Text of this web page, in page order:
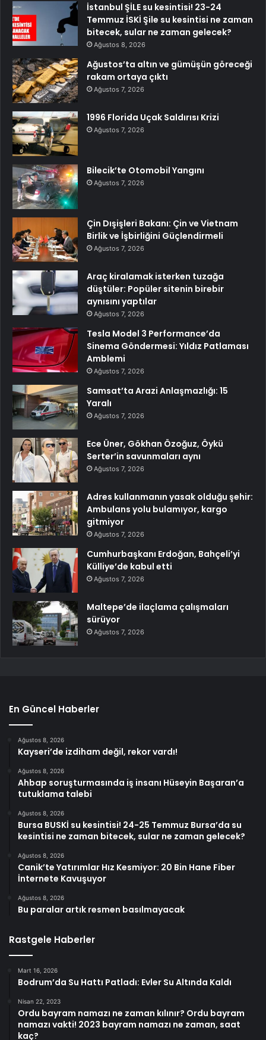
İstanbul ŞİLE su kesintisi! 23-24
Temmuz İSKİ Şile su kesintisi ne zaman
bitecek, sular ne zaman gelecek?
Ağustos 8, 2026
Ağustos’ta altın ve gümüşün göreceği
rakam ortaya çıktı
Ağustos 7, 2026
1996 Florida Uçak Saldırısı Krizi
Ağustos 7, 2026
Bilecik’te Otomobil Yangını
Ağustos 7, 2026
Çin Dışişleri Bakanı: Çin ve Vietnam
Birlik ve İşbirliğini Güçlendirmeli
Ağustos 7, 2026
Araç kiralamak isterken tuzağa
düştüler: Popüler sitenin birebir
aynısını yaptılar
Ağustos 7, 2026
Tesla Model 3 Performance’da
Sinema Göndermesi: Yıldız Patlaması
Amblemi
Ağustos 7, 2026
Samsat’ta Arazi Anlaşmazlığı: 15
Yaralı
Ağustos 7, 2026
Ece Üner, Gökhan Özoğuz, Öykü
Serter’in savunmaları aynı
Ağustos 7, 2026
Adres kullanmanın yasak olduğu şehir:
Ambulans yolu bulamıyor, kargo
gitmiyor
Ağustos 7, 2026
Cumhurbaşkanı Erdoğan, Bahçeli’yi
Külliye’de kabul etti
Ağustos 7, 2026
Maltepe’de ilaçlama çalışmaları
sürüyor
Ağustos 7, 2026
En Güncel Haberler
Ağustos 8, 2026
Kayseri’de izdiham değil, rekor vardı!
Ağustos 8, 2026
Ahbap soruşturmasında iş insanı Hüseyin Başaran’a
tutuklama talebi
Ağustos 8, 2026
Bursa BUSKİ su kesintisi! 24-25 Temmuz Bursa’da su
kesintisi ne zaman bitecek, sular ne zaman gelecek?
Ağustos 8, 2026
Canik’te Yatırımlar Hız Kesmiyor: 20 Bin Hane Fiber
İnternete Kavuşuyor
Ağustos 8, 2026
Bu paralar artık resmen basılmayacak
Rastgele Haberler
Mart 16, 2026
Bodrum’da Su Hattı Patladı: Evler Su Altında Kaldı
Nisan 22, 2023
Ordu bayram namazı ne zaman kılınır? Ordu bayram
namazı vakti! 2023 bayram namazı ne zaman, saat
kaç?